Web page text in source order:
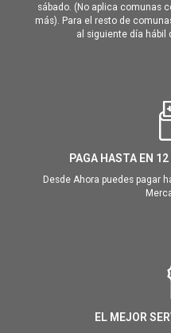
sábado. (No aplica comunas
más). Para el resto de
al siguiente día hábil
PAGA HASTA EN
Desde Ahora puedes pagar
EL MEJOR